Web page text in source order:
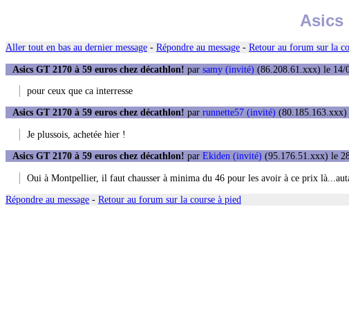
Asics
Aller tout en bas au dernier message - Répondre au message - Retour au forum sur la
Asics GT 2170 à 59 euros chez décathlon! par samy (invité) (86.208.61.xxx) le 14/
pour ceux que ca interresse
Asics GT 2170 à 59 euros chez décathlon! par runnette57 (invité) (80.185.163.xxx)
Je plussois, achetée hier !
Asics GT 2170 à 59 euros chez décathlon! par Ekiden (invité) (95.176.51.xxx) le
Oui à Montpellier, il faut chausser à minima du 46 pour les avoir à ce prix
Répondre au message - Retour au forum sur la course à pied